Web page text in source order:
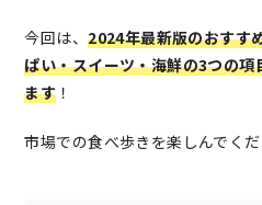
今回は、2024年最新版のおすす
ぱい・スイーツ・海鮮の3つの
ます ！
市場での食べ歩きを楽しんでくだ